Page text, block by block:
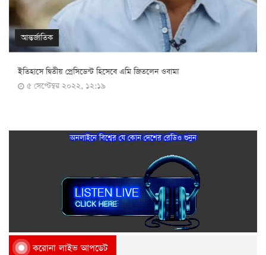
আন্তর্জাতিক
ইতিহাসে দ্বিতীয় প্রেসিডেন্ট হিসেবে এমি জিতলেন ওবামা
৫ সেপ্টেম্বর ২০২২, ১২:১৯
অনলাইনে বিশ্বের যে কোন দেশের রেডিও শুনুন
করোনা লাইভ আপডেট